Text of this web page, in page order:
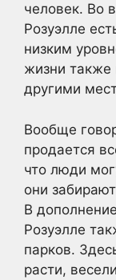
человек. Во
Розуэлле
низким
жизни также
другими
Вообще
продается
что люди
они
В
Розуэлле
парков.
расти,